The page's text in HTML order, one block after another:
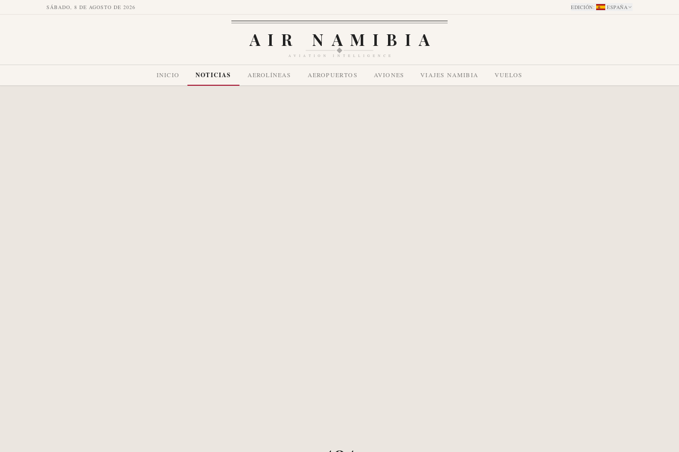
SÁBADO, 8 DE AGOSTO DE 2026 EDICIÓN: ESPAÑA
AIR NAMIBIA
AVIATION INTELLIGENCE
INICIO NOTICIAS AEROLÍNEAS AEROPUERTOS AVIONES VIAJES NAMIBIA VUELOS